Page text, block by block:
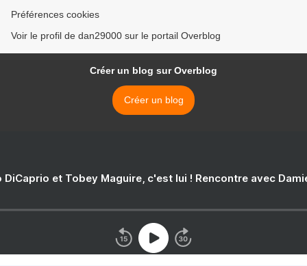
Préférences cookies
Voir le profil de dan29000 sur le portail Overblog
Créer un blog sur Overblog
Créer un blog
DiCaprio et Tobey Maguire, c'est lui ! Rencontre avec